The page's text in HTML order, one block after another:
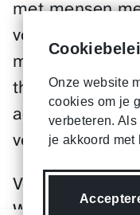
Onze website
cookies om je
verbeteren. Als
je akkoord met
met mensen
voor
mensen. De
thema's kun je
verdiepen in
Veel plezier
We hopen dat